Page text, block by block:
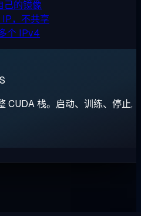
己的镜像
，不共享
个 IPv4
CUDA 栈。启动、训练、停止,